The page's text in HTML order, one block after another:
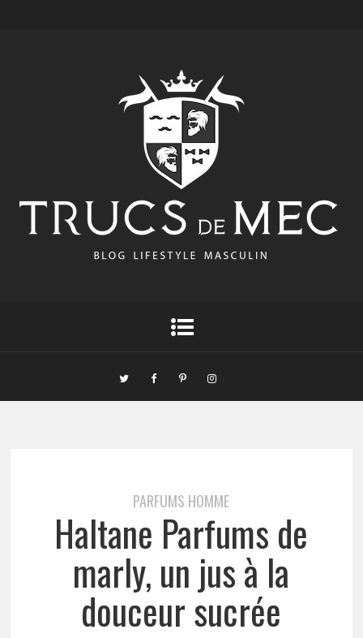
PARFUMS HOMME
Haltane Parfums de
marly, un jus à la
douceur sucrée